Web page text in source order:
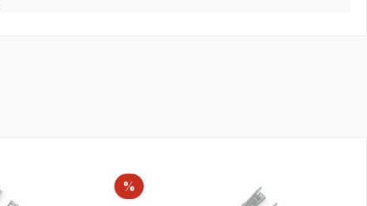
% Rabatt